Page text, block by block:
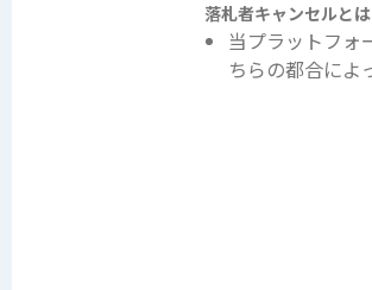
落札者キャンセルとは
当プラットフォ
ちらの都合によ